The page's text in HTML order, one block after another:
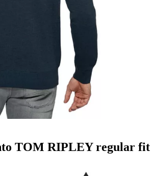
TOM RIPLEY regular fit